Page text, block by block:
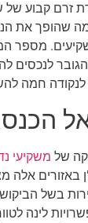
זרם קבוע של
מה שהופך את
מספר
הגובר לנכסים
לנקודה חמה
של משקיעי
באזורים אלה
בשל
לינה